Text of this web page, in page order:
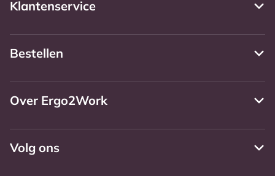
Klantenservice
Bestellen
Over Ergo2Work
Volg ons